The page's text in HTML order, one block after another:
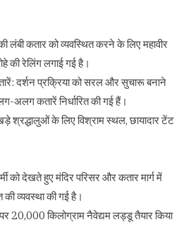
लंबी कतार को व्यवस्थित करने के लिए महावीर
की रेलिंग लगाई गई है।
दर्शन प्रक्रिया को सरल और सुचारू बनाने
अलग कतारें निर्धारित की गई हैं।
श्रद्धालुओं के लिए विश्राम स्थल, छायादार टेंट
को देखते हुए मंदिर परिसर और कतार मार्ग में
व्यवस्था की गई है।
20,000 किलोग्राम नैवेद्यम लड्डू तैयार किया